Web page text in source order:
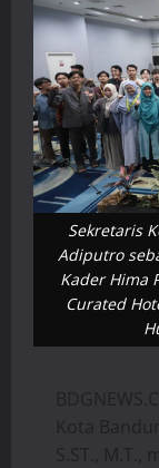
Sekretaris
Adiputro
Kader Hima
Curated
Kota
S.ST., M.T.,